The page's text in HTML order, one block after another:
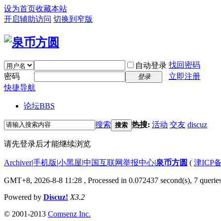
设为首页收藏本站
开启辅助访问 切换到窄版
自动登录 找回密码
密码
登录
立即注册
快捷导航
论坛BBS
搜索 搜索 热搜: 活动 交友 discuz
请先登录后才能继续浏览
Archiver|手机版|小黑屋|中国互联网举报中心|泉币方圆 ( 津ICP
GMT+8, 2026-8-8 11:28 , Processed in 0.072437 second(s), 7
Powered by Discuz! X3.2
© 2001-2013 Comsenz Inc.